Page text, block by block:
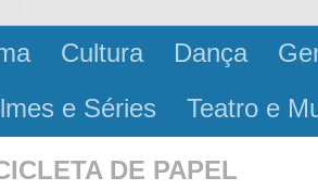
Cultura Dança
e Séries Teatro e
DE PAPEL